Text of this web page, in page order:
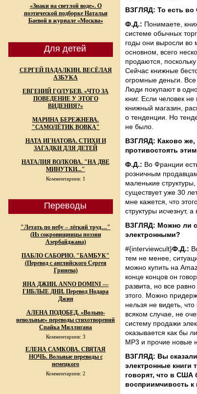
«Знаки на светлой воде». О
поэтической подборке Натальи
Баевой в журнале «Москва»
Для детей
СЕРГЕЙ ПАДАЛКИН. ВЕСЁЛАЯ
АЗБУКА
ЕВГЕНИЙ ГОЛУБЕВ. «ЧТО ЗА
ПОВЕДЕНИЕ У ЭТОГО
ВИДЕНИЯ?»
МАРИНА БЕРЕЖНЕВА.
"САМОЛЁТИК ВОВКА"
НАТА ИГНАТОВА. СТИХИ И
ЗАГАДКИ ДЛЯ ДЕТЕЙ
НАТАЛИЯ ВОЛКОВА. "НА ДВЕ
МИНУТКИ..."
Комментариев: 1
Переводы
"Летать по небу – лёгкий труд…"
(Из сокровищницы поэзии
Азербайджана)
ПАБЛО САБОРИО. "БАМБУК"
(Перевод с английского Сергея
Гринева)
ЯНА ДЖИН. ANNO DOMINI —
ГИБЛЫЕ ДНИ. Перевод Нодара
Джин
АЛЕНА ПОДОБЕД. «Вольно-
невольные» переводы стихотворений
Спайка Миллигана
Комментариев: 3
ЕЛЕНА САМКОВА. СВЯТАЯ
НОЧЬ. Вольные переводы с
немецкого
Комментариев: 2
ВЗГЛЯД: То есть во
Ф.Д.: Понимаете,
системе обычных
годы они выросли во
основном, всего
продаются,
Сейчас книжные
огромные деньги. Все
Люди покупают в
книг. Если человек
книжный магазин,
о тенденции. Но
не было.
ВЗГЛЯД: Каково же,
противостоять
Ф.Д.: Во Франции
розничным
маленькие
существует уже 30
мне кажется, что
структуры исчезнут,
ВЗГЛЯД: Можно ли
электронными?
#{interviewcult}Ф.Д.:
тем не менее,
можно купить на
конце концов он
развита, но все
этого. Можно
нельзя не видеть,
всяком случае, не
систему продажи
оказывается как бы
MP3 и прочие новые
ВЗГЛЯД: Вы
электронные книги
говорят, что в США
восприимчивость к